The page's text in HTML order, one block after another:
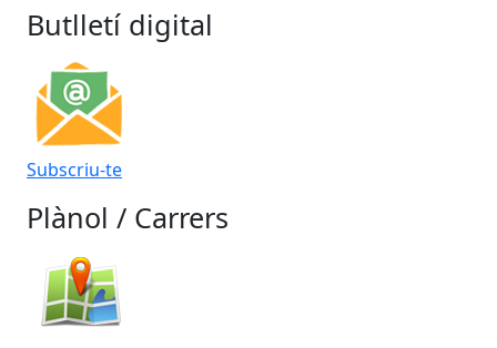
Butlletí digital
Subscriu-te
Plànol / Carrers